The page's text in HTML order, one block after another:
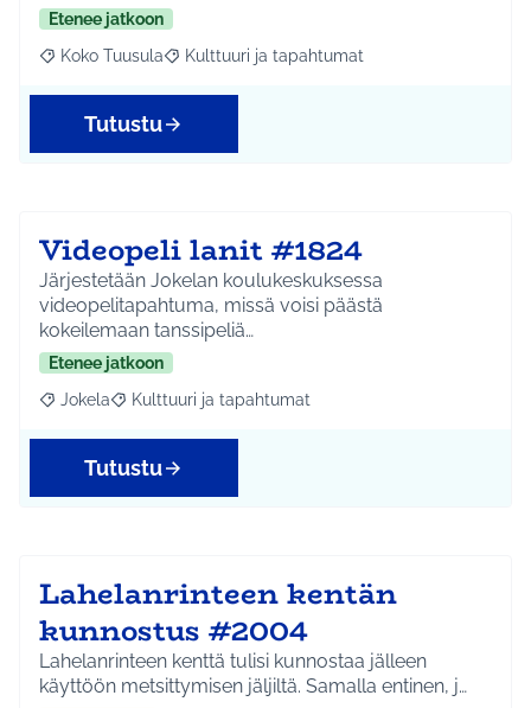
Etenee jatkoon
Rajaa tulokset aihepiirin mukaan: Koko Tuusula
Koko Tuusula Rajaa tulokset teeman mukaan: Kulttuuri ja
Kulttuuri ja tapahtumat
Tutustu
Videopeli lanit #1824
Järjestetään Jokelan koulukeskuksessa
videopelitapahtuma, missä voisi päästä
kokeilemaan tanssipeliä…
Etenee jatkoon
Rajaa tulokset aihepiirin mukaan: Jokela
Jokela Rajaa tulokset teeman mukaan: Kulttuuri ja
Kulttuuri ja tapahtumat
Tutustu
Lahelanrinteen kentän
kunnostus #2004
Lahelanrinteen kenttä tulisi kunnostaa jälleen
käyttöön metsittymisen jäljiltä. Samalla entinen, j…